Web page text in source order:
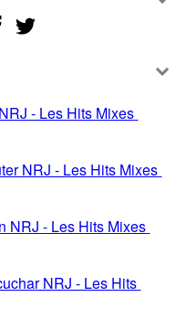
- Les Hits Mixes
NRJ - Les Hits Mixes
NRJ - Les Hits Mixes
NRJ - Les Hits